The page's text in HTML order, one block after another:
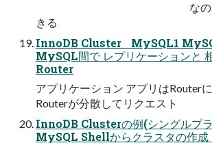
なので5.7で
きる
InnoDB Cluster MySQL1
MySQL間で レプリケーションと
Router
アプリケーション アプリはRouter
Routerが分散してリクエスト
InnoDB Clusterの例(シングルプ
MySQL Shellからクラスタの